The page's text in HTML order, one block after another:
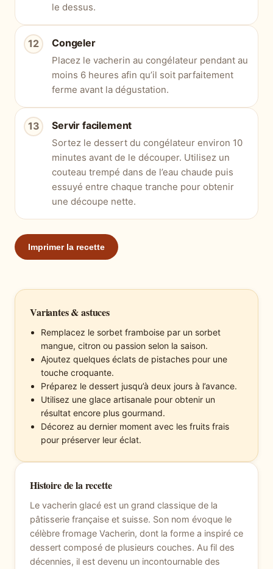
le dessus.
Congeler
Placez le vacherin au congélateur pendant au
moins 6 heures afin qu’il soit parfaitement
ferme avant la dégustation.
Servir facilement
Sortez le dessert du congélateur environ 10
minutes avant de le découper. Utilisez un
couteau trempé dans de l’eau chaude puis
essuyé entre chaque tranche pour obtenir
une découpe nette.
Imprimer la recette
Variantes & astuces
Remplacez le sorbet framboise par un sorbet
mangue, citron ou passion selon la saison.
Ajoutez quelques éclats de pistaches pour une
touche croquante.
Préparez le dessert jusqu’à deux jours à l’avance.
Utilisez une glace artisanale pour obtenir un
résultat encore plus gourmand.
Décorez au dernier moment avec les fruits frais
pour préserver leur éclat.
Histoire de la recette
Le vacherin glacé est un grand classique de la
pâtisserie française et suisse. Son nom évoque le
célèbre fromage Vacherin, dont la forme a inspiré ce
dessert composé de plusieurs couches. Au fil des
décennies, il est devenu un incontournable des